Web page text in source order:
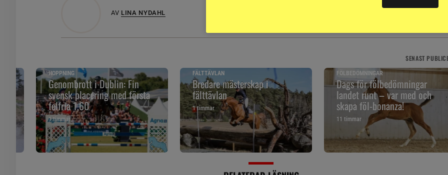
AV LINA NYDAHL
SENAST
HOPPNING
Genombrott i Dublin: Fin
svensk placering med första
felfria 1,60
1 timmar
FÄLTTÄVLAN
Bredare mästerskap i
fälttävlan
1 timmar
FÖLBEDÖMNINGAR
Dags för fölbedömningar
landet runt – var med och
skapa föl-bonanza!
11 timmar